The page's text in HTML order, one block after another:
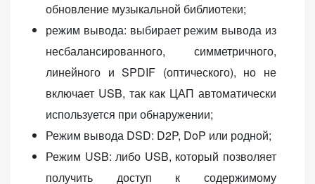
обновление музыкальной библиотеки;
режим вывода: выбирает режим вывода из
несбалансированного, симметричного,
линейного и SPDIF (оптического), но не
включает USB, так как ЦАП автоматически
используется при обнаружении;
Режим вывода DSD: D2P, DoP или родной;
Режим USB: либо USB, который позволяет
получить доступ к содержимому